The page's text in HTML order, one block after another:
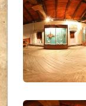
UKR_(22)